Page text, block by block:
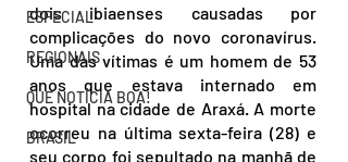
ESPECIAL
REGIONAIS
QUE NOTÍCIA BOA!
BRASIL
dois ibiaenses causadas por
complicações do novo coronavírus.
Uma das vítimas é um homem de 53
anos que estava internado em
hospital na cidade de Araxá. A morte
ocorreu na última sexta-feira (28) e
seu corpo foi sepultado na manhã de